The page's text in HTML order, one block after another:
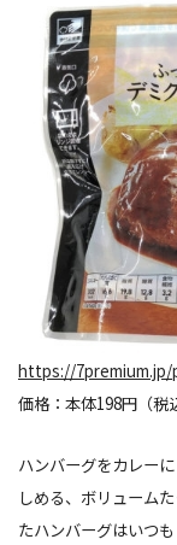
https://7premium.jp/
価格：本体198円（税
ハンバーグをカレー
しめる、ボリューム
たハンバーグはいつ